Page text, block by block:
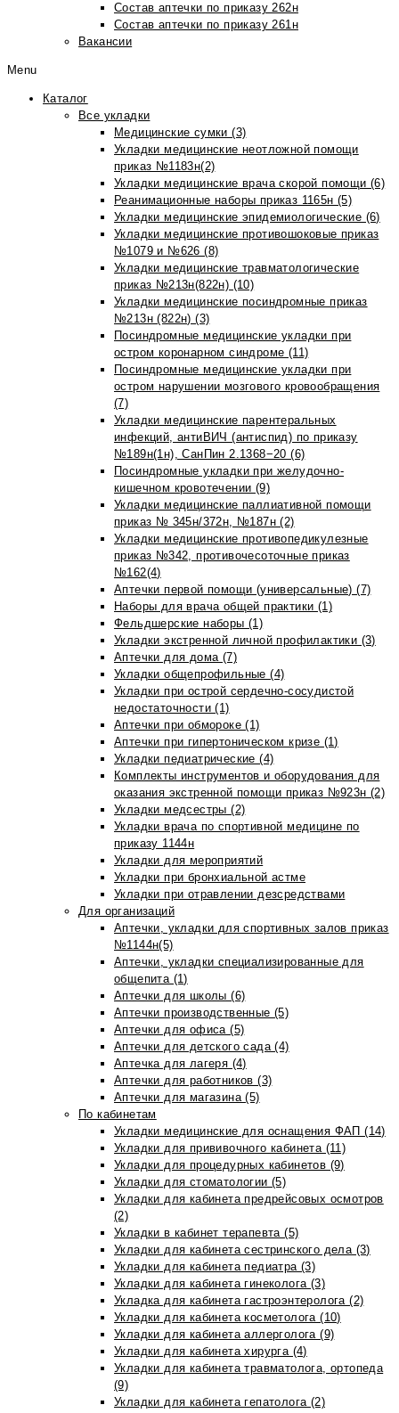
Состав аптечки по приказу 262н
Состав аптечки по приказу 261н
Вакансии
Menu
Каталог
Все укладки
Медицинские сумки (3)
Укладки медицинские неотложной помощи
приказ №1183н(2)
Укладки медицинские врача скорой помощи (6)
Реанимационные наборы приказ 1165н (5)
Укладки медицинские эпидемиологические (6)
Укладки медицинские противошоковые приказ
№1079 и №626 (8)
Укладки медицинские травматологические
приказ №213н(822н) (10)
Укладки медицинские посиндромные приказ
№213н (822н) (3)
Посиндромные медицинские укладки при
остром коронарном синдроме (11)
Посиндромные медицинские укладки при
остром нарушении мозгового кровообращения
(7)
Укладки медицинские парентеральных
инфекций, антиВИЧ (антиспид) по приказу
№189н(1н), СанПин 2.1368−20 (6)
Посиндромные укладки при желудочно-
кишечном кровотечении (9)
Укладки медицинские паллиативной помощи
приказ № 345н/372н, №187н (2)
Укладки медицинские противопедикулезные
приказ №342, противочесоточные приказ
№162(4)
Аптечки первой помощи (универсальные) (7)
Наборы для врача общей практики (1)
Фельдшерские наборы (1)
Укладки экстренной личной профилактики (3)
Аптечки для дома (7)
Укладки общепрофильные (4)
Укладки при острой сердечно-сосудистой
недостаточности (1)
Аптечки при обмороке (1)
Аптечки при гипертоническом кризе (1)
Укладки педиатрические (4)
Комплекты инструментов и оборудования для
оказания экстренной помощи приказ №923н (2)
Укладки медсестры (2)
Укладки врача по спортивной медицине по
приказу 1144н
Укладки для мероприятий
Укладки при бронхиальной астме
Укладки при отравлении дезсредствами
Для организаций
Аптечки, укладки для спортивных залов приказ
№1144н(5)
Аптечки, укладки специализированные для
общепита (1)
Аптечки для школы (6)
Аптечки производственные (5)
Аптечки для офиса (5)
Аптечки для детского сада (4)
Аптечка для лагеря (4)
Аптечки для работников (3)
Аптечки для магазина (5)
По кабинетам
Укладки медицинские для оснащения ФАП (14)
Укладки для прививочного кабинета (11)
Укладки для процедурных кабинетов (9)
Укладки для стоматологии (5)
Укладки для кабинета предрейсовых осмотров
(2)
Укладки в кабинет терапевта (5)
Укладки для кабинета сестринского дела (3)
Укладки для кабинета педиатра (3)
Укладки для кабинета гинеколога (3)
Укладка для кабинета гастроэнтеролога (2)
Укладки для кабинета косметолога (10)
Укладки для кабинета аллерголога (9)
Укладки для кабинета хирурга (4)
Укладки для кабинета травматолога, ортопеда
(9)
Укладки для кабинета гепатолога (2)